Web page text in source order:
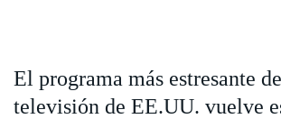
El programa más estresante
televisión de EE.UU. vuelve